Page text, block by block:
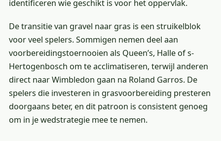
identificeren wie geschikt is voor het oppervlak.
De transitie van gravel naar gras is een struikelblok
voor veel spelers. Sommigen nemen deel aan
voorbereidingstoernooien als Queen’s, Halle of s-
Hertogenbosch om te acclimatiseren, terwijl anderen
direct naar Wimbledon gaan na Roland Garros. De
spelers die investeren in grasvoorbereiding presteren
doorgaans beter, en dit patroon is consistent genoeg
om in je wedstrategie mee te nemen.